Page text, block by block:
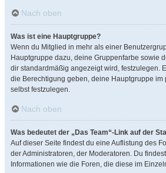
Nach oben
Was ist eine Hauptgruppe?
Wenn du Mitglied in mehr als einer
Hauptgruppe dazu, deine Gruppenfarbe sowie
dir standardmäßig angezeigt wird, festzulegen.
die Berechtigung geben, deine Hauptgruppe im
selbst festzulegen.
Nach oben
Was bedeutet der „Das Team“-Link auf der
Auf dieser Seite findest du eine Auflistung des
der Administratoren, der Moderatoren. Du
Informationen wie die Foren, die diese im